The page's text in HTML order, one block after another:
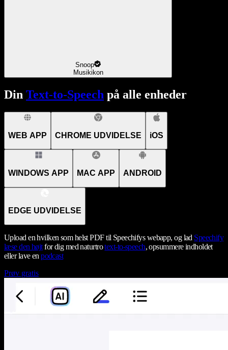
Snoop
Musikikon
Din Text-to-Speech på alle enheder
WEB APP CHROME UDVIDELSE iOS
WINDOWS APP MAC APP ANDROID
EDGE UDVIDELSE
Upload en hvilken som helst PDF til Speechifys webapp, og lad Speechify
læse den højtfor dig med naturtrotext-to-speech, opsummere indholdet
eller lave enpodcast
Prøv gratis